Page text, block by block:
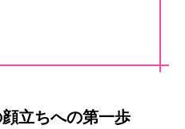
立ちへの第一歩